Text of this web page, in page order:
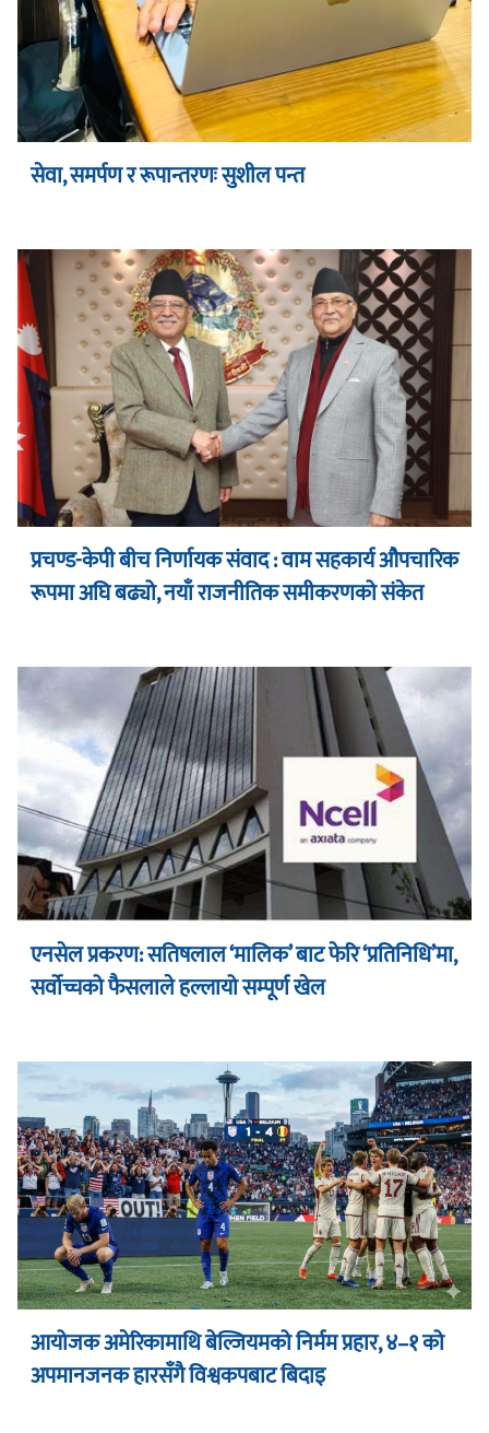
सेवा, समर्पण र रूपान्तरणः सुशील पन्त
प्रचण्ड-केपी बीच निर्णायक संवाद : वाम सहकार्य औपचारिक
रूपमा अघि बढ्यो, नयाँ राजनीतिक समीकरणको संकेत
एनसेल प्रकरण: सतिषलाल ‘मालिक’ बाट फेरि ‘प्रतिनिधि’मा,
सर्वोच्चको फैसलाले हल्लायो सम्पूर्ण खेल
आयोजक अमेरिकामाथि बेल्जियमको निर्मम प्रहार, ४–१ को
अपमानजनक हारसँगै विश्वकपबाट बिदाइ